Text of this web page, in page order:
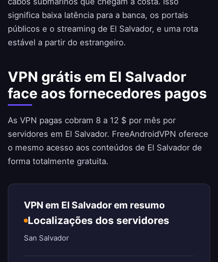
significa baixa latência para a banca, os portais
públicos e o streaming de El Salvador, e uma rota
estável a partir do estrangeiro.
VPN grátis em El Salvador
face aos fornecedores pagos
As VPN pagas cobram 8 a 12 $ por mês por
servidores em El Salvador. FreeAndroidVPN oferece
o mesmo acesso aos conteúdos de El Salvador de
forma totalmente gratuita.
VPN em El Salvador em resumo
Localizações dos servidores
San Salvador